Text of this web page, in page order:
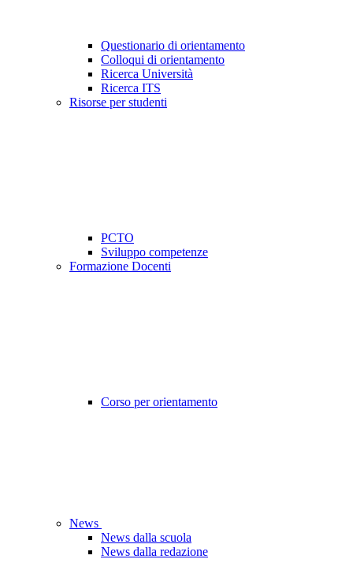
Questionario di orientamento
Colloqui di orientamento
Ricerca Università
Ricerca ITS
Risorse per studenti
PCTO
Sviluppo competenze
Formazione Docenti
Corso per orientamento
News
News dalla scuola
News dalla redazione